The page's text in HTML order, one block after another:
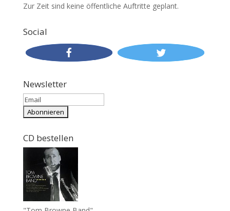
Zur Zeit sind keine öffentliche Auftritte geplant.
Social
Newsletter
CD bestellen